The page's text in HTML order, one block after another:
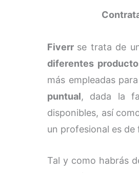
Fiverr se trata de
diferentes
más empleadas
puntual, dada la
disponibles, así
un profesional es de
Tal y como habrás